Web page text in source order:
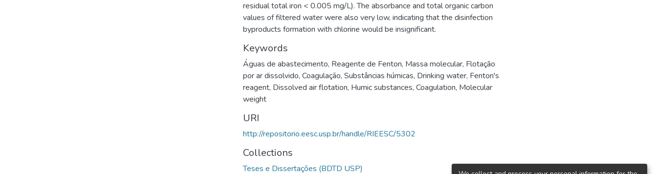
residual total iron < 0.005 mg/L). The absorbance and total organic carbon
values of filtered water were also very low, indicating that the disinfection
byproducts formation with chlorine would be insignificant.
Keywords
Águas de abastecimento, Reagente de Fenton, Massa molecular, Flotação
por ar dissolvido, Coagulação, Substâncias húmicas, Drinking water, Fenton's
reagent, Dissolved air flotation, Humic substances, Coagulation, Molecular
weight
URI
http://repositorio.eesc.usp.br/handle/RIEESC/5302
Collections
Teses e Dissertações (BDTD USP)